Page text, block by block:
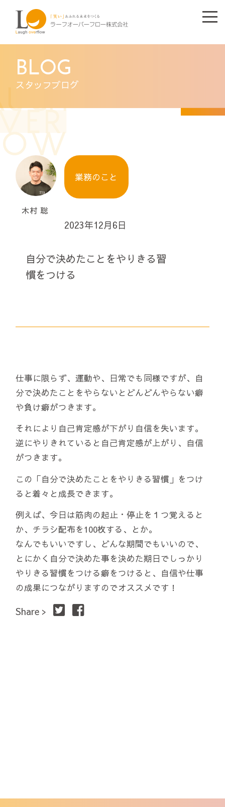
BLOG
スタッフブログ
木村 聡
業務のこと
2023年12月6日
自分で決めたことをやりきる習
慣をつける
仕事に限らず、運動や、日常でも同様ですが、自
分で決めたことをやらないとどんどんやらない癖
や負け癖がつきます。
それにより自己肯定感が下がり自信を失います。
逆にやりきれていると自己肯定感が上がり、自信
がつきます。
この「自分で決めたことをやりきる習慣」をつけ
ると着々と成長できます。
例えば、今日は筋肉の起止・停止を１つ覚えると
か、チラシ配布を100枚する、とか。
なんでもいいですし、どんな期間でもいいので、
とにかく自分で決めた事を決めた期日でしっかり
やりきる習慣をつける癖をつけると、自信や仕事
の成果につながりますのでオススメです！
Share >